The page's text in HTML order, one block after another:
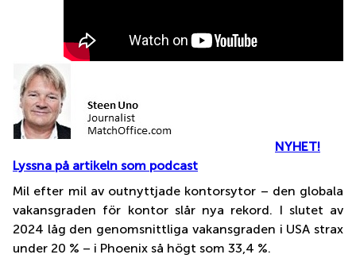
NYHET!
Lyssna på artikeln som podcast
Mil efter mil av outnyttjade kontorsytor – den globala
vakansgraden för kontor slår nya rekord. I slutet av
2024 låg den genomsnittliga vakansgraden i USA strax
under 20 % – i Phoenix så högt som 33,4 %.